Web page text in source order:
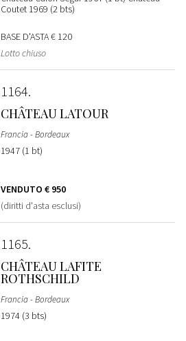
Coutet 1969 (2 bts)
BASE D'ASTA€ 120
Lotto chiuso
1164
CHÂTEAU LATOUR
Francia - Bordeaux
1947 (1 bt)
VENDUTO € 950
(diritti d'asta esclusi)
1165
CHÂTEAU LAFITE
ROTHSCHILD
Francia - Bordeaux
1974 (3 bts)